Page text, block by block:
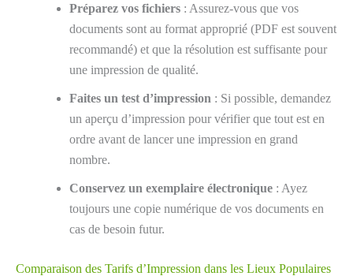
Préparez vos fichiers : Assurez-vous que vos
documents sont au format approprié (PDF est souvent
recommandé) et que la résolution est suffisante pour
une impression de qualité.
Faites un test d’impression : Si possible, demandez
un aperçu d’impression pour vérifier que tout est en
ordre avant de lancer une impression en grand
nombre.
Conservez un exemplaire électronique : Ayez
toujours une copie numérique de vos documents en
cas de besoin futur.
Comparaison des Tarifs d’Impression dans les Lieux Populaires